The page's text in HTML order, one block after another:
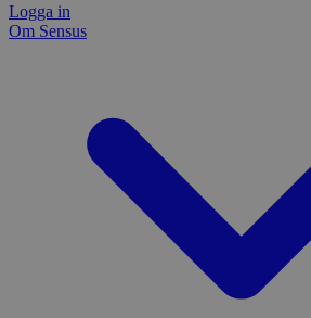
Logga in
Om Sensus